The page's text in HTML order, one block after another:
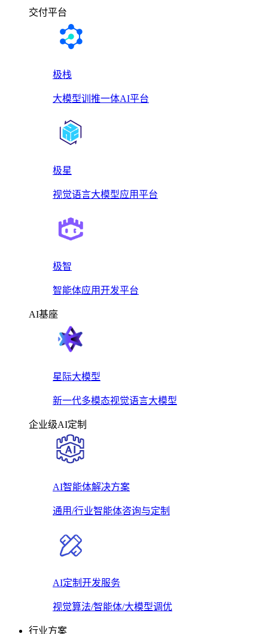
交付平台
极栈
大模型训推一体AI平台
极星
视觉语言大模型应用平台
极智
智能体应用开发平台
AI基座
星际大模型
新一代多模态视觉语言大模型
企业级AI定制
AI智能体解决方案
通用/行业智能体咨询与定制
AI定制开发服务
视觉算法/智能体/大模型调优
行业方案